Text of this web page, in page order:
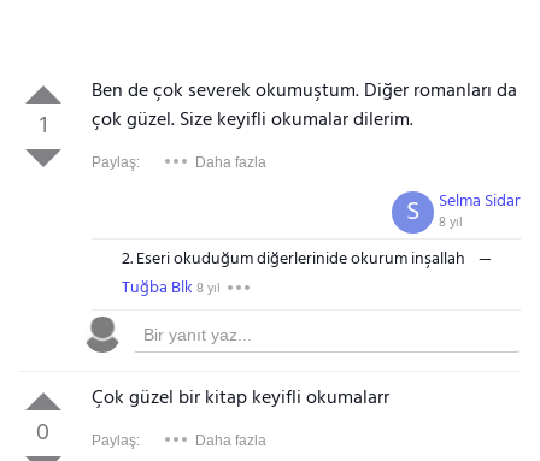
1
Ben de çok severek okumuştum. Diğer romanları da
çok güzel. Size keyifli okumalar dilerim.
Paylaş: Daha fazla
Selma Sidar
8 yıl
S
2. Eseri okuduğum diğerlerinide okurum inşallah
Tuğba Blk 8 yıl
0
Çok güzel bir kitap keyifli okumalarr
Paylaş: Daha fazla